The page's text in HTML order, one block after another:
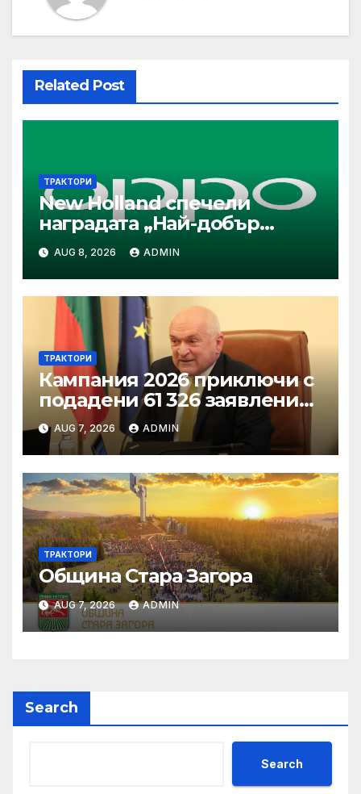
Related Post
ТРАКТОРИ
New Holland спечели
наградата „Най-добър
специализиран трактор“ на
конкурса Tractor of the Year
2026
AUG 8, 2026 ADMIN
ТРАКТОРИ
Кампания 2026 приключи с
подадени 61 326 заявления
за подпомагане
AUG 7, 2026 ADMIN
ТРАКТОРИ
Община Стара Загора
AUG 7, 2026 ADMIN
Search
Search